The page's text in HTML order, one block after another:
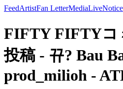
FeedArtistFan LetterMediaLiveNotice
FIFTY FIFTYコ
投稿 - 뀨? Bau
prod_milioh -